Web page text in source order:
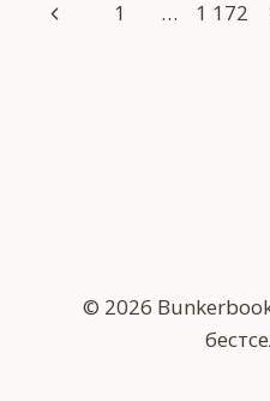
Навигация
Предыдущая
1 … 1 172
© 2026